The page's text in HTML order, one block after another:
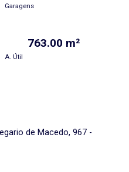
Garagens
763.00 m²
A. Útil
de Macedo, 967 -